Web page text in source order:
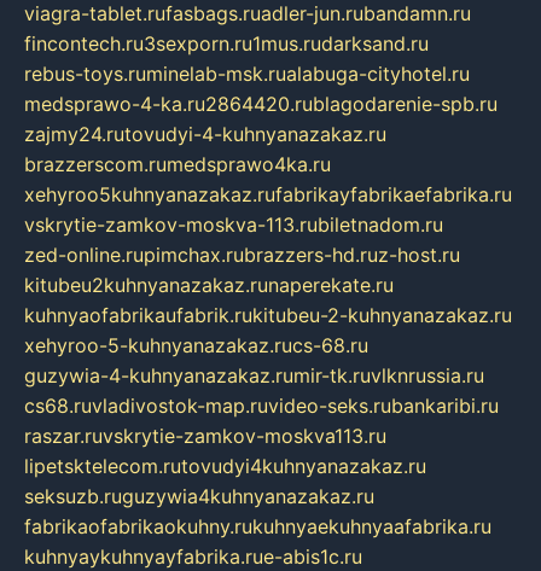
viagra-tablet.rufasbags.ruadler-jun.rubandamn.ru
fincontech.ru3sexporn.ru1mus.rudarksand.ru
rebus-toys.ruminelab-msk.rualabuga-cityhotel.ru
medsprawo-4-ka.ru2864420.rublagodarenie-spb.ru
zajmy24.rutovudyi-4-kuhnyanazakaz.ru
brazzerscom.rumedsprawo4ka.ru
xehyroo5kuhnyanazakaz.rufabrikayfabrikaefabrika.ru
vskrytie-zamkov-moskva-113.rubiletnadom.ru
zed-online.rupimchax.rubrazzers-hd.ruz-host.ru
kitubeu2kuhnyanazakaz.runaperekate.ru
kuhnyaofabrikaufabrik.rukitubeu-2-kuhnyanazakaz.ru
xehyroo-5-kuhnyanazakaz.rucs-68.ru
guzywia-4-kuhnyanazakaz.rumir-tk.ruvlknrussia.ru
cs68.ruvladivostok-map.ruvideo-seks.rubankaribi.ru
raszar.ruvskrytie-zamkov-moskva113.ru
lipetsktelecom.rutovudyi4kuhnyanazakaz.ru
seksuzb.ruguzywia4kuhnyanazakaz.ru
fabrikaofabrikaokuhny.rukuhnyaekuhnyaafabrika.ru
kuhnyaykuhnyayfabrika.rue-abis1c.ru